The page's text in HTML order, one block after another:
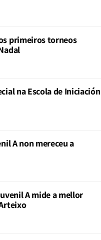
primeiros torneos
na Escola de Iniciación
A non mereceu a
A mide a mellor